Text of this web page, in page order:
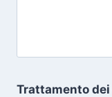
Trattamento